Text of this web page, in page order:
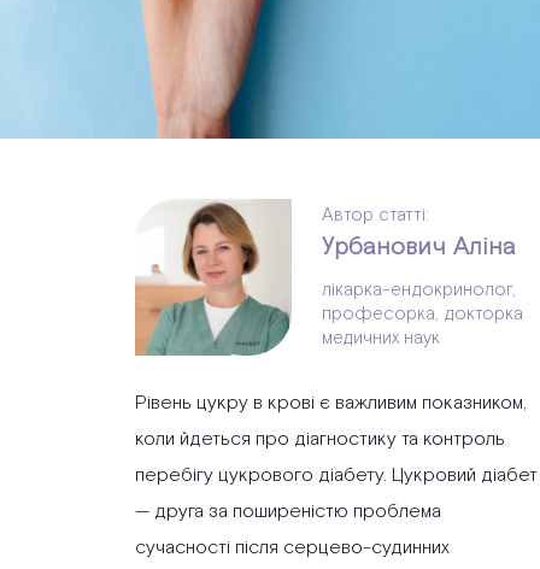
Автор статті:
Урбанович Аліна
лікарка-ендокринолог,
професорка, докторка
медичних наук
Рівень цукру в крові є важливим показником,
коли йдеться про діагностику та контроль
перебігу цукрового діабету. Цукровий діабет
— друга за поширеністю проблема
сучасності після серцево-судинних